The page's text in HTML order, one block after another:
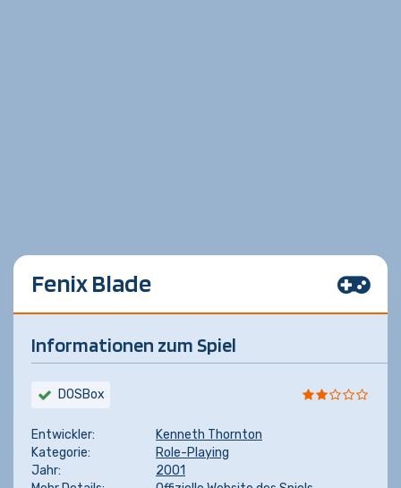
Fenix Blade
Informationen zum Spiel
DOSBox
Entwickler:
Kenneth Thornton
Kategorie:
Role-Playing
Jahr:
2001